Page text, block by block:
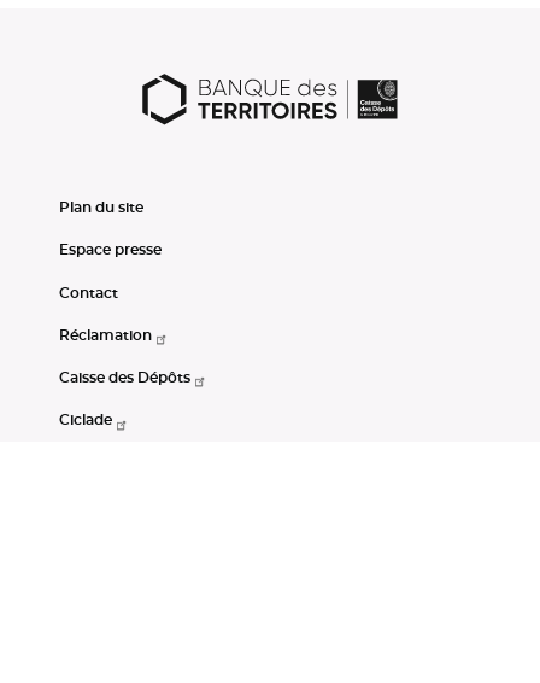
Plan du site
Espace presse
Contact
Réclamation
Caisse des Dépôts
Ciclade